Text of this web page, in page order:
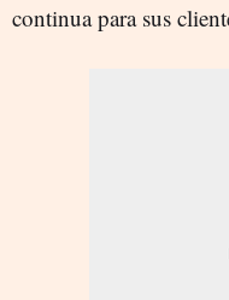
continua para sus